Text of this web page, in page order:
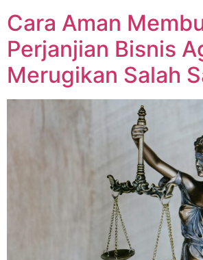
Cara Aman
Perjanjian Bisnis
Merugikan Salah